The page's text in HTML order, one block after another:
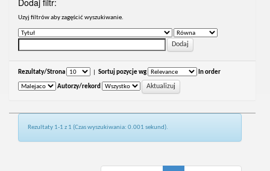
Dodaj filtr:
Uzyj filtrów aby zagęścić wyszukiwanie.
Rezultaty/Strona Sortuj pozycje wg In order
Autorzy/rekord
Rezultaty 1-1 z 1 (Czas wyszukiwania: 0.001 sekund).